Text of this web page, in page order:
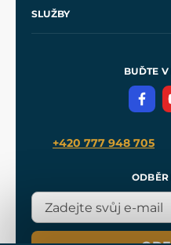
Velkoobchod
SLUŽBY
Meče pro Kingdom
BUĎTE
+420 777 948 705